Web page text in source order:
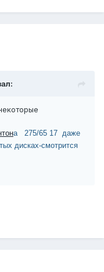
а 275/65 17 даже
дисках-смотрится